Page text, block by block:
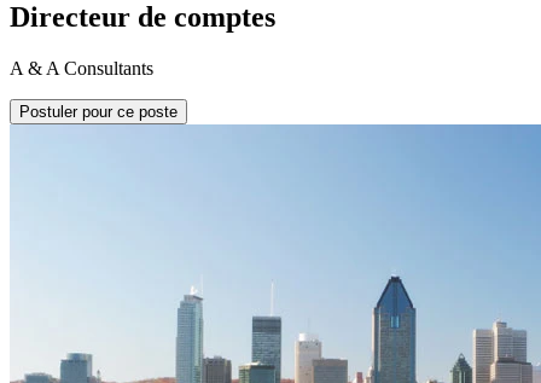
Directeur de comptes
A & A Consultants
Postuler pour ce poste